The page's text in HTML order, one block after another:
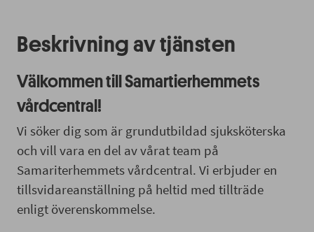
Beskrivning av tjänsten
Välkommen till Samartierhemmets
vårdcentral!
Vi söker dig som är grundutbildad sjuksköterska
och vill vara en del av vårat team på
Samariterhemmets vårdcentral. Vi erbjuder en
tillsvidareanställning på heltid med tillträde
enligt överenskommelse.